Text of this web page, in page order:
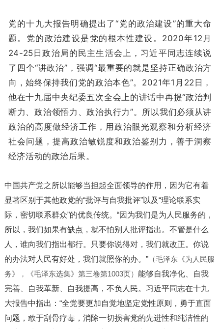
党的十九大报告明确提出了“党的政治建设”的重大命
题。党的政治建设是党的根本性建设。2020年12月
24-25日政治局的民主生活会上，习近平同志连续说
了四个“讲政治”，强调“最重要的就是坚持正确政治方
向，始终保持我们党的政治本色”。2021年1月22日，
他在十九届中央纪委五次全会上的讲话中再提“政治判
断力、政治领悟力、政治执行力”。所以我们必须从讲
政治的高度做经济工作，用政治眼光观察和分析经济
社会问题，提高政治敏锐度和政治鉴别力，善于洞察
经济活动的政治后果。
中国共产党之所以能够当担起全面领导的作用，因为它有着
显著区别于其他政党的“批评与自我批评”以及“理论联系实
际，密切联系群众”的优良传统。“因为我们是为人民服务的，
所以，我们如果有缺点，就不怕别人批评指出。不管是什么
人，谁向我们指出都行。只要你说得对，我们就改正。你说
的办法对人民有好处，我们就照你的办。”（毛泽东《为人民服
务》，《毛泽东选集》第三卷第1003页） 能够自我净化、自我
完善、自我革新、自我提高，不负人民。习近平同志在十九
大报告中指出：“全党要更加自觉地坚定党性原则，勇于直面
问题，敢于刮骨疗毒，消除一切损害党的先进性和纯洁性的